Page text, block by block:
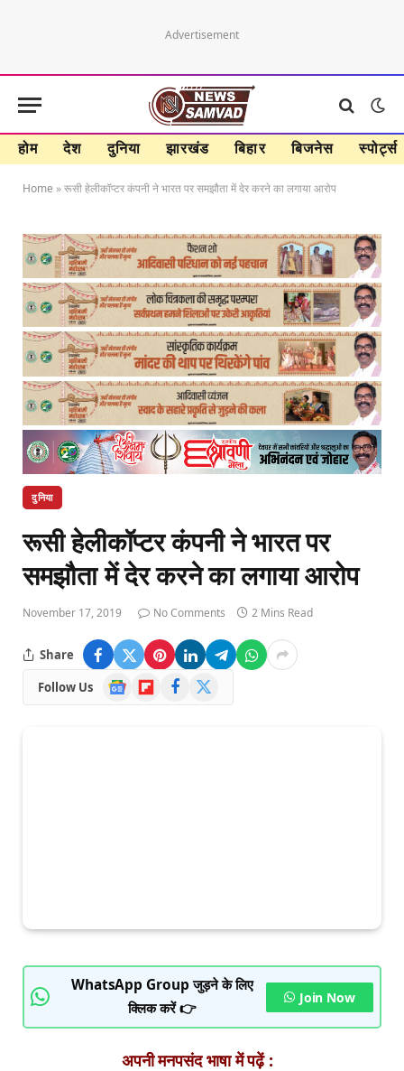
Advertisement
होम देश दुनिया झारखंड बिहार बिजनेस स्पोर्ट्स
Home »रूसी हेलीकॉप्टर कंपनी ने भारत पर समझौता में देर करने का लगाया आरोप
दुनिया
रूसी हेलीकॉप्टर कंपनी ने भारत पर
समझौता में देर करने का लगाया आरोप
November 17, 2019 No Comments 2 Mins Read
Share
Follow Us
Google
News
FlipboardFacebook
WhatsApp Group जुड़ने के लिए
क्लिक करें 👉
Join Now
अपनी मनपसंद भाषा में पढ़ें :